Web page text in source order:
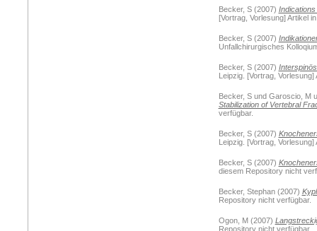
Becker, S(2007)
[Vortrag, Vorlesung] Artikel
Becker, S(2007)
Unfallchirurgisches
Becker, S(2007)
Leipzig. [Vortrag,
Becker, Sund Garoscio, M
Stabilization of Vertebral
verfügbar.
Becker, S(2007)
Leipzig. [Vortrag,
Becker, S(2007)
diesem Repository nicht
Becker, Stephan(2007)
Repository nicht verfügbar.
Ogon, M(2007)
Repository nicht verfügbar.